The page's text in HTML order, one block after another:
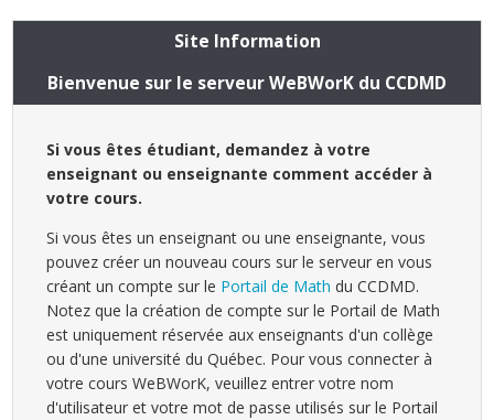
Site Information
Bienvenue sur le serveur WeBWorK du CCDMD
Si vous êtes étudiant, demandez à votre
enseignant ou enseignante comment accéder à
votre cours.
Si vous êtes un enseignant ou une enseignante, vous
pouvez créer un nouveau cours sur le serveur en vous
créant un compte sur le Portail de Math du CCDMD.
Notez que la création de compte sur le Portail de Math
est uniquement réservée aux enseignants d'un collège
ou d'une université du Québec. Pour vous connecter à
votre cours WeBWorK, veuillez entrer votre nom
d'utilisateur et votre mot de passe utilisés sur le Portail